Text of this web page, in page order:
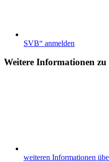
SVB“ anmelden
Weitere Informationen zu
weiteren Informationen